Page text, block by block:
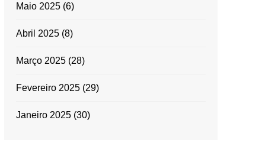
Maio 2025 (6)
Abril 2025 (8)
Março 2025 (28)
Fevereiro 2025 (29)
Janeiro 2025 (30)